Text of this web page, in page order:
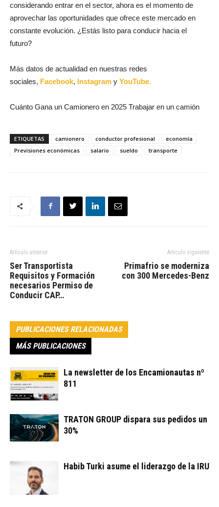
considerando entrar en el sector, ahora es el momento de
aprovechar las oportunidades que ofrece este mercado en
constante evolución. ¿Estás listo para conducir hacia el
futuro?
Más datos de actualidad en nuestras redes
sociales, Facebook, Instagram y YouTube.
Cuánto Gana un Camionero en 2025 Trabajar en un camión
ETIQUETAS camionero conductor profesional
economía
Previsiones económicas
salario sueldo transporte
Artículo anterior
Ser Transportista
Requisitos y Formación
necesarios Permiso de
Conducir CAP…
Artículo siguiente
Primafrio se moderniza
con 300 Mercedes-Benz
PUBLICACIONES RELACIONADAS
MÁS PUBLICACIONES
La newsletter de los Encamionautas nº
811
TRATON GROUP dispara sus pedidos un
30%
Habib Turki asume el liderazgo de la IRU